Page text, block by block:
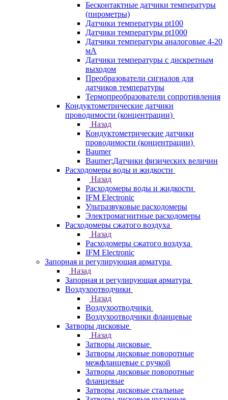
Бесконтактные датчики температуры
(пирометры)
Датчики температуры pt100
Датчики температуры pt1000
Датчики температуры аналоговые 4-20
мА
Датчики температуры с дискретным
выходом
Преобразователи сигналов для
датчиков температуры
Термопреобразователи сопротивления
Кондуктометрические датчики
проводимости (концентрации)
Назад
Кондуктометрические датчики
проводимости (концентрации)
Baumer
Baumer;Датчики физических величин
Расходомеры воды и жидкости
Назад
Расходомеры воды и жидкости
IFM Electronic
Ультразвуковые расходомеры
Электромагнитные расходомеры
Расходомеры сжатого воздуха
Назад
Расходомеры сжатого воздуха
IFM Electronic
Запорная и регулирующая арматура
Назад
Запорная и регулирующая арматура
Воздухоотводчики
Назад
Воздухоотводчики
Воздухоотводчики фланцевые
Затворы дисковые
Назад
Затворы дисковые
Затворы дисковые поворотные
межфланцевые с ручкой
Затворы дисковые поворотные
фланцевые
Затворы дисковые стальные